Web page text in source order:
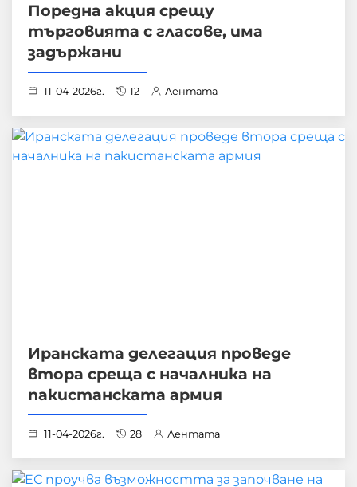
Поредна акция срещу
търговията с гласове, има
задържани
11-04-2026г. 12 Лентата
Иранската делегация проведе
втора среща с началника на
пакистанската армия
11-04-2026г. 28 Лентата